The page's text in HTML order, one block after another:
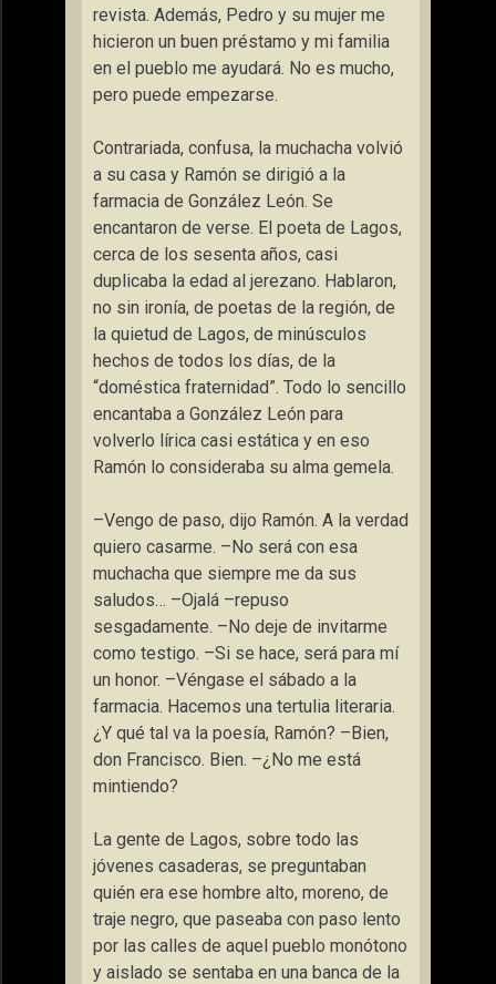
revista. Además, Pedro y su mujer me
hicieron un buen préstamo y mi familia
en el pueblo me ayudará. No es mucho,
pero puede empezarse.
Contrariada, confusa, la muchacha volvió
a su casa y Ramón se dirigió a la
farmacia de González León. Se
encantaron de verse. El poeta de Lagos,
cerca de los sesenta años, casi
duplicaba la edad al jerezano. Hablaron,
no sin ironía, de poetas de la región, de
la quietud de Lagos, de minúsculos
hechos de todos los días, de la
“doméstica fraternidad”. Todo lo sencillo
encantaba a González León para
volverlo lírica casi estática y en eso
Ramón lo consideraba su alma gemela.
–Vengo de paso, dijo Ramón. A la verdad
quiero casarme. –No será con esa
muchacha que siempre me da sus
saludos… –Ojalá –repuso
sesgadamente. –No deje de invitarme
como testigo. –Si se hace, será para mí
un honor. –Véngase el sábado a la
farmacia. Hacemos una tertulia literaria.
¿Y qué tal va la poesía, Ramón? –Bien,
don Francisco. Bien. –¿No me está
mintiendo?
La gente de Lagos, sobre todo las
jóvenes casaderas, se preguntaban
quién era ese hombre alto, moreno, de
traje negro, que paseaba con paso lento
por las calles de aquel pueblo monótono
y aislado se sentaba en una banca de la